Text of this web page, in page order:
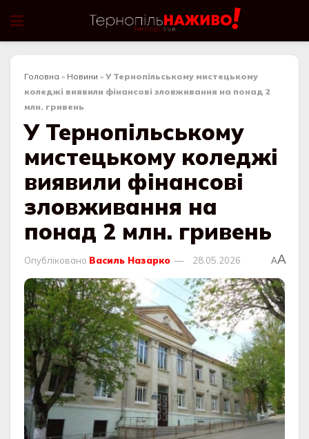
Головна » Новини » У Тернопільському мистецькому
коледжі виявили фінансові зловживання на понад 2
млн. гривень
У Тернопільському
мистецькому коледжі
виявили фінансові
зловживання на
понад 2 млн. гривень
Опубліковано Василь Назарко 28.05.2026 AA